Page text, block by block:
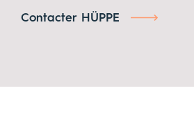
Contacter HÜPPE